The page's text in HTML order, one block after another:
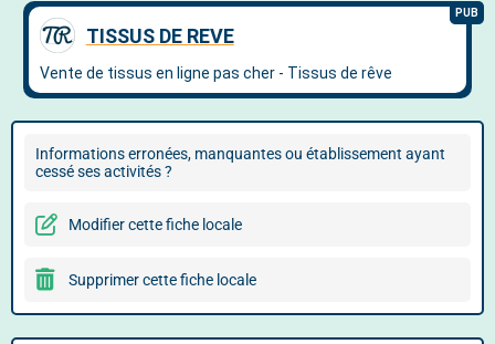
Informations erronées, manquantes ou établissement ayant
cessé ses activités ?
Modifier cette fiche locale
Supprimer cette fiche locale